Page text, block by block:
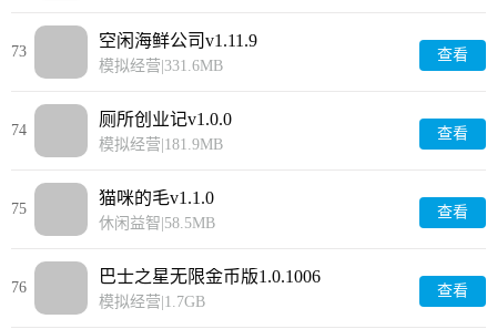
73
空闲海鲜公司v1.11.9
模拟经营|331.6MB
查看
74
厕所创业记v1.0.0
模拟经营|181.9MB
查看
75
猫咪的毛v1.1.0
休闲益智|58.5MB
查看
76
巴士之星无限金币版1.0.1006
模拟经营|1.7GB
查看